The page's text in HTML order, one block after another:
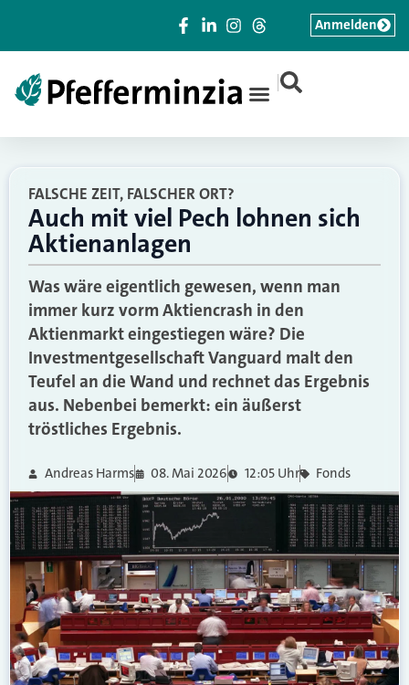
|
Anmelden
FALSCHE ZEIT, FALSCHER ORT?
Auch mit viel Pech lohnen sich
Aktienanlagen
Was wäre eigentlich gewesen, wenn man
immer kurz vorm Aktiencrash in den
Aktienmarkt eingestiegen wäre? Die
Investmentgesellschaft Vanguard malt den
Teufel an die Wand und rechnet das Ergebnis
aus. Nebenbei bemerkt: ein äußerst
tröstliches Ergebnis.
Andreas Harms 08. Mai 2026 12:05 Uhr Fonds